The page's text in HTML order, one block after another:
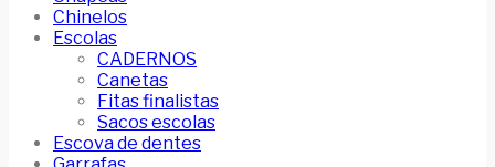
Chinelos
Escolas
CADERNOS
Canetas
Fitas finalistas
Sacos escolas
Escova de dentes